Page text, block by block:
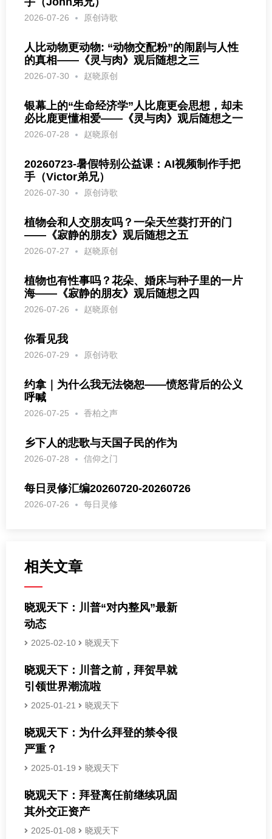
2026-07-26 原创诗歌
人比动物更动物: “动物交配粉”的闹剧与人性
的真相——《灵与肉》观后随想之三
2026-07-30 赵晓原创
银幕上的“生命经济学”人比鹿更会思想，却未
必比鹿更懂相爱——《灵与肉》观后随想之一
2026-07-28 赵晓原创
20260723-暑假特别公益课：AI视频制作手把
手（Victor弟兄）
2026-07-30 原创诗歌
植物会和人交朋友吗？一朵天竺葵打开的门
——《寂静的朋友》观后随想之五
2026-07-27 赵晓原创
植物也有性事吗？花朵、婚床与种子里的一片
海——《寂静的朋友》观后随想之四
2026-07-26 赵晓原创
你看见我
2026-07-29 原创诗歌
约拿｜为什么我无法饶恕——愤怒背后的公义
呼喊
2026-07-25 香柏之声
乡下人的悲歌与天国子民的作为
2026-07-28 信仰之门
每日灵修汇编20260720-20260726
2026-07-26 每日灵修
相关文章
晓观天下：川普“对内整风”最新
动态
2025-02-10 晓观天下
晓观天下：川普之前，拜贺早就
引领世界潮流啦
2025-01-21 晓观天下
晓观天下：为什么拜登的禁令很
严重？
2025-01-19 晓观天下
晓观天下：拜登离任前继续巩固
其外交正资产
2025-01-08 晓观天下